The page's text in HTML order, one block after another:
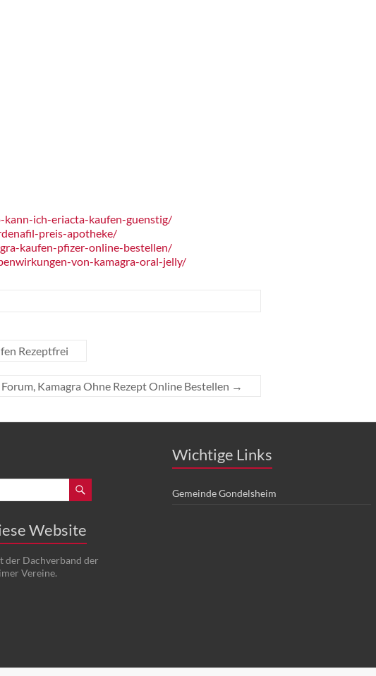
ich-eriacta-kaufen-guenstig/
preis-apotheke/
kaufen-pfizer-online-bestellen/
von-kamagra-oral-jelly/
Rezeptfrei
Kamagra Ohne Rezept Online Bestellen →
Website
der Dachverband der
Vereine.
Wichtige Links
Gemeinde Gondelsheim